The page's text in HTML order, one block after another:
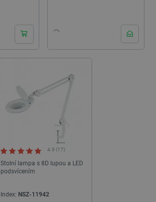
Stolní lampa s 8D lupou a LED
podsvícením
4.9 (17)
Index: NSZ-11942